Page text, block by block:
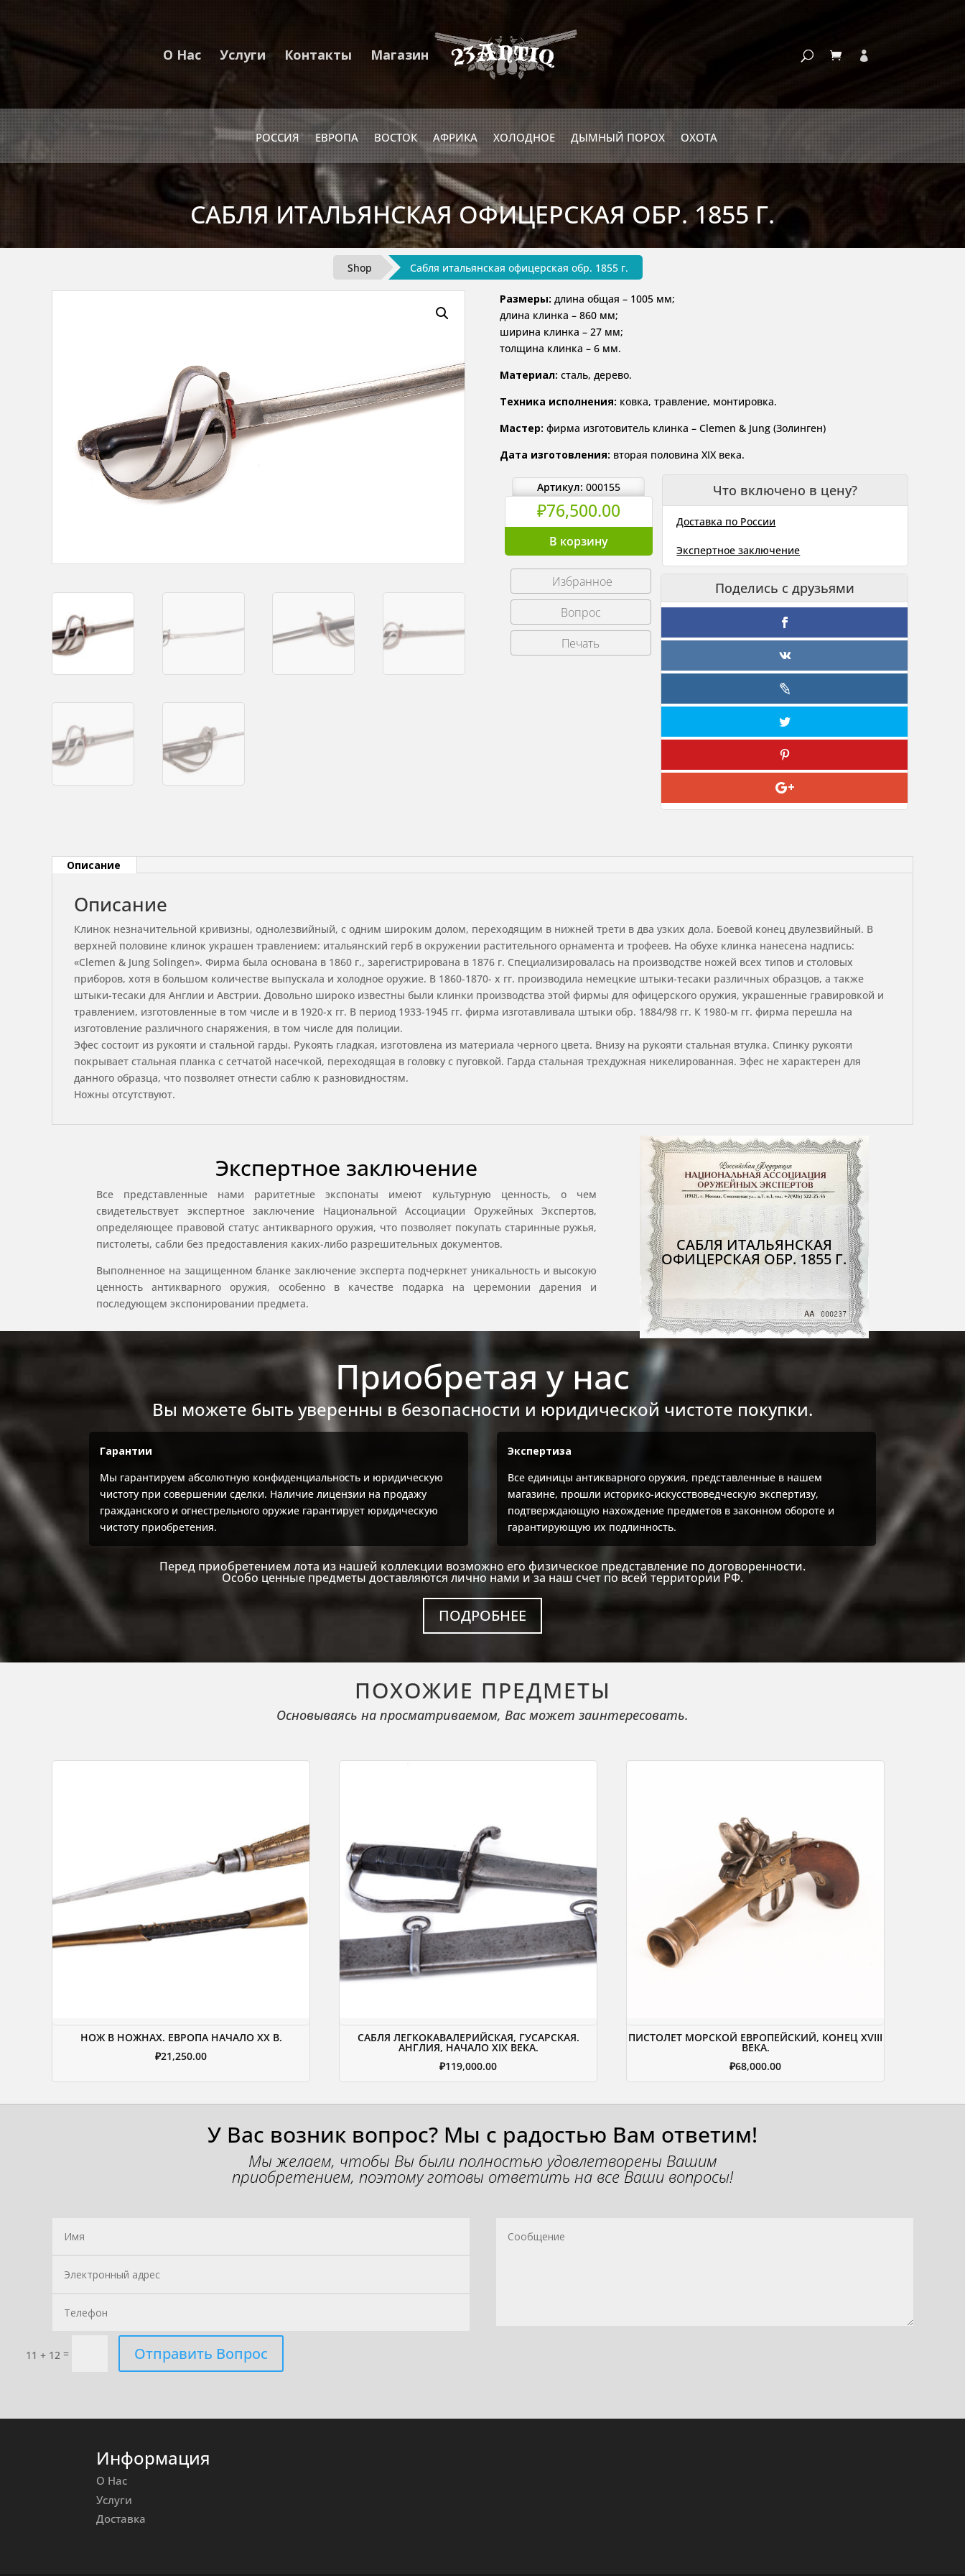
О Нас Услуги Контакты Магазин
РОССИЯ ЕВРОПА ВОСТОК АФРИКА ХОЛОДНОЕ ДЫМНЫЙ ПОРОХ ОХОТА
САБЛЯ ИТАЛЬЯНСКАЯ ОФИЦЕРСКАЯ ОБР. 1855 Г.
Shop Сабля итальянская офицерская обр. 1855 г.
Размеры: длина общая – 1005 мм;
длина клинка – 860 мм;
ширина клинка – 27 мм;
толщина клинка – 6 мм.
Материал: сталь, дерево.
Техника исполнения: ковка, травление, монтировка.
Мастер: фирма изготовитель клинка – Clemen & Jung (Золинген)
Дата изготовления: вторая половина XIX века.
Артикул: 000155
₽76,500.00
Количество
товара
Сабля
итальянская
офицерская
1855
г.
В корзину
Что включено в цену?
Доставка по России
Экспертное заключение
Избранное
Печать
Описание
Описание
Клинок незначительной кривизны, однолезвийный, с одним широким долом, переходящим в нижней трети в два узких дола. Боевой конец двулезвийный. В
верхней половине клинок украшен травлением: итальянский герб в окружении растительного орнамента и трофеев. На обухе клинка нанесена надпись:
«Clemen & Jung Solingen». Фирма была основана в 1860 г., зарегистрирована в 1876 г. Специализировалась на производстве ножей всех типов и столовых
приборов, хотя в большом количестве выпускала и холодное оружие. В 1860-1870- х гг. производила немецкие штыки-тесаки различных образцов, а также
штыки-тесаки для Англии и Австрии. Довольно широко известны были клинки производства этой фирмы для офицерского оружия, украшенные гравировкой и
травлением, изготовленные в том числе и в 1920-х гг. В период 1933-1945 гг. фирма изготавливала штыки обр. 1884/98 гг. К 1980-м гг. фирма перешла на
изготовление различного снаряжения, в том числе для полиции.
Эфес состоит из рукояти и стальной гарды. Рукоять гладкая, изготовлена из материала черного цвета. Внизу на рукояти стальная втулка. Спинку рукояти
покрывает стальная планка с сетчатой насечкой, переходящая в головку с пуговкой. Гарда стальная трехдужная никелированная. Эфес не характерен для
данного образца, что позволяет отнести саблю к разновидностям.
Ножны отсутствуют.
Экспертное заключение
Все представленные нами раритетные экспонаты имеют культурную ценность, о чем
свидетельствует экспертное заключение Национальной Ассоциации Оружейных Экспертов,
определяющее правовой статус антикварного оружия, что позволяет покупать старинные ружья,
пистолеты, сабли без предоставления каких-либо разрешительных документов.
Выполненное на защищенном бланке заключение эксперта подчеркнет уникальность и высокую
ценность антикварного оружия, особенно в качестве подарка на церемонии дарения и
последующем экспонировании предмета.
САБЛЯ ИТАЛЬЯНСКАЯ
ОФИЦЕРСКАЯ ОБР. 1855 Г.
Приобретая у нас
Вы можете быть уверенны в безопасности и юридической чистоте покупки.
Гарантии
Мы гарантируем абсолютную конфиденциальность и юридическую
чистоту при совершении сделки. Наличие лицензии на продажу
гражданского и огнестрельного оружие гарантирует юридическую
чистоту приобретения.
Экспертиза
Все единицы антикварного оружия, представленные в нашем
магазине, прошли историко-искусствоведческую экспертизу,
подтверждающую нахождение предметов в законном обороте и
гарантирующую их подлинность.
Перед приобретением лота из нашей коллекции возможно его физическое представление по договоренности.
Особо ценные предметы доставляются лично нами и за наш счет по всей территории РФ.
ПОДРОБНЕЕ
ПОХОЖИЕ ПРЕДМЕТЫ
Основываясь на просматриваемом, Вас может заинтересовать.
НОЖ В НОЖНАХ. ЕВРОПА НАЧАЛО XX В.
₽21,250.00
САБЛЯ ЛЕГКОКАВАЛЕРИЙСКАЯ, ГУСАРСКАЯ.
АНГЛИЯ, НАЧАЛО XIX ВЕКА.
₽119,000.00
ПИСТОЛЕТ МОРСКОЙ ЕВРОПЕЙСКИЙ, КОНЕЦ XVIII
ВЕКА.
₽68,000.00
У Вас возник вопрос? Мы с радостью Вам ответим!
Мы желаем, чтобы Вы были полностью удовлетворены Вашим
приобретением, поэтому готовы ответить на все Ваши вопросы!
11 + 12 = Отправить Вопрос
Информация
О Нас
Услуги
Доставка